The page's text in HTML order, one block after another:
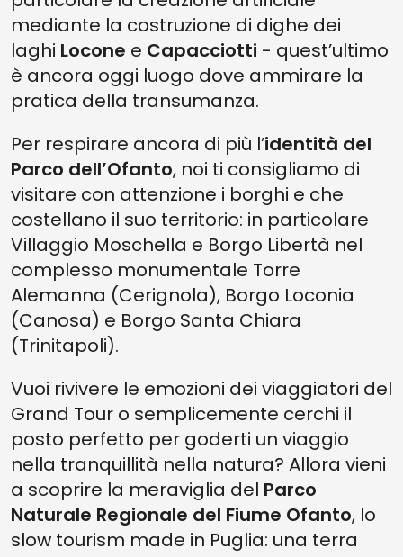
mediante la costruzione di dighe dei
laghi Locone e Capacciotti - quest’ultimo
è ancora oggi luogo dove ammirare la
pratica della transumanza.
Per respirare ancora di più l’identità del
Parco dell’Ofanto, noi ti consigliamo di
visitare con attenzione i borghi e che
costellano il suo territorio: in particolare
Villaggio Moschella e Borgo Libertà nel
complesso monumentale Torre
Alemanna (Cerignola), Borgo Loconia
(Canosa) e Borgo Santa Chiara
(Trinitapoli).
Vuoi rivivere le emozioni dei viaggiatori del
Grand Tour o semplicemente cerchi il
posto perfetto per goderti un viaggio
nella tranquillità nella natura? Allora vieni
a scoprire la meraviglia del Parco
Naturale Regionale del Fiume Ofanto, lo
slow tourism made in Puglia: una terra